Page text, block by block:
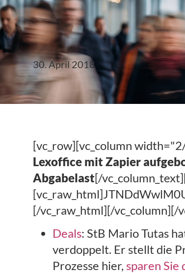
#steuerlinks 18.
30. April 2018
[vc_row][vc_column
Lexoffice mit Zapier
Abgabelast[/
[/vc_raw_html][/vc_column][/
Deals: StB Mario Tutas
verdoppelt. Er stellt die
Prozesse hier, sparen Sie